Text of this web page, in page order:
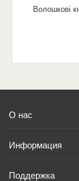
Волошкові
О нас
Информация
Поддержка